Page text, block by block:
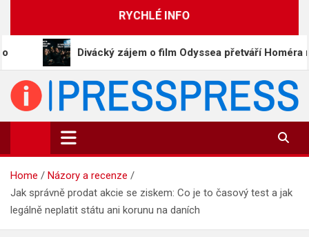
RYCHLÉ INFO
Divácký zájem o film Odyssea přetváří Homéra na memy
PressPress.cz
Vaše zprávy v souvislostech
Home
Názory a recenze
Jak správně prodat akcie se ziskem: Co je to časový test a jak
legálně neplatit státu ani korunu na daních